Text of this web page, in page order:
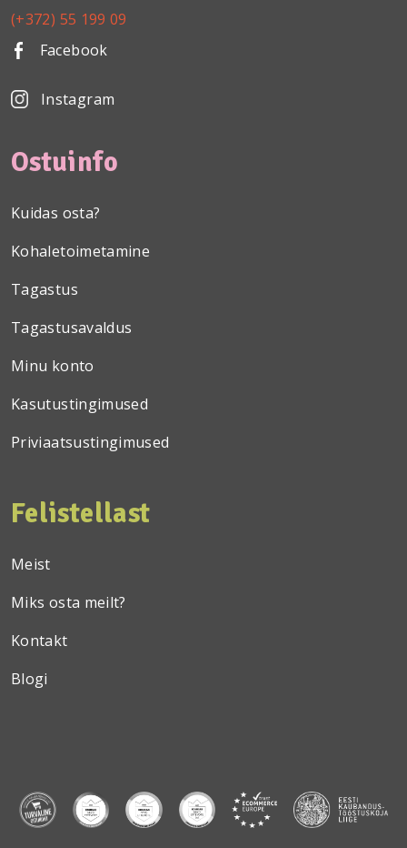
(+372) 55 199 09
Facebook
Instagram
Ostuinfo
Kuidas osta?
Kohaletoimetamine
Tagastus
Tagastusavaldus
Minu konto
Kasutustingimused
Priviaatsustingimused
Felistellast
Meist
Miks osta meilt?
Kontakt
Blogi